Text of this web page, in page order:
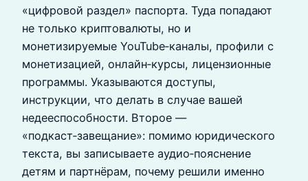
«цифровой раздел» паспорта. Туда попадают
не только криптовалюты, но и
монетизируемые YouTube‑каналы, профили с
монетизацией, онлайн‑курсы, лицензионные
программы. Указываются доступы,
инструкции, что делать в случае вашей
недееспособности. Второе —
«подкаст‑завещание»: помимо юридического
текста, вы записываете аудио‑пояснение
детям и партнёрам, почему решили именно